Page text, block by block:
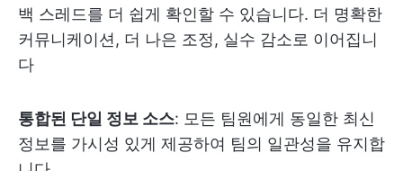
백 스레드를 더 쉽게 확인할 수 있습니다. 더 명확한
커뮤니케이션, 더 나은 조정, 실수 감소로 이어집니
다
통합된 단일 정보 소스: 모든 팀원에게 동일한 최신
정보를 가시성 있게 제공하여 팀의 일관성을 유지합